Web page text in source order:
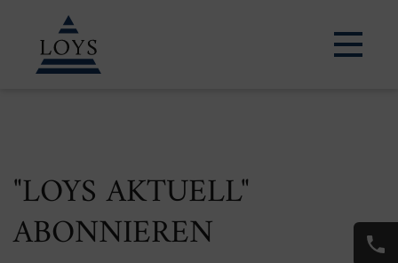
"LOYS AKTUELL"
ABONNIEREN